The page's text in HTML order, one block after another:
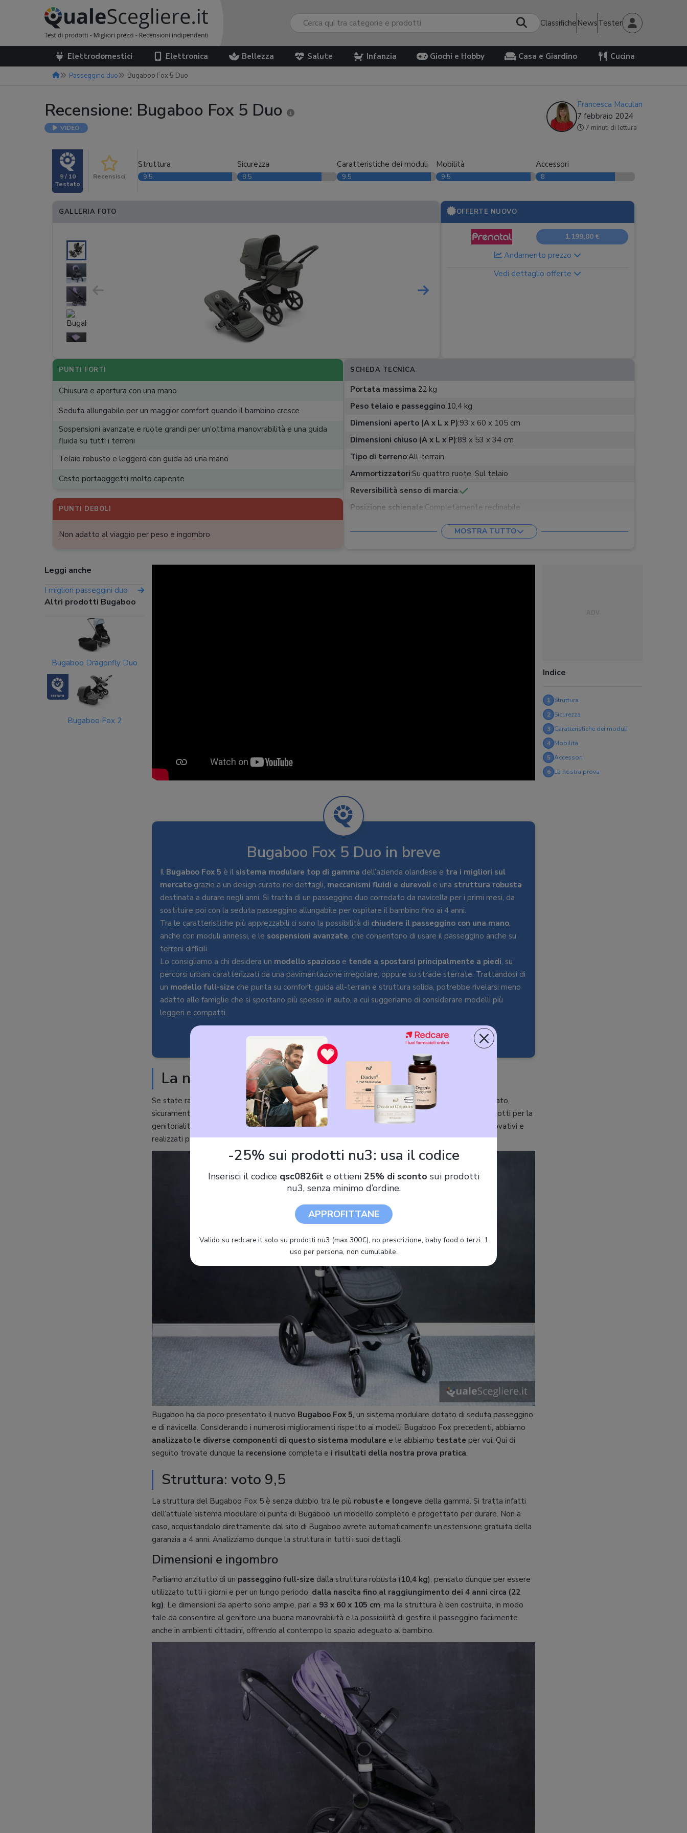
Classifiche NewsTester
Elettrodomestici Elettronica Bellezza Salute Infanzia Giochi e Hobby Casa e Giardino Cucina
Passeggino duo Bugaboo Fox 5 Duo
Recensione: Bugaboo Fox 5 Duo
VIDEO
Francesca Maculan
7 febbraio 2024
7 minuti di lettura
9 / 10 Recensisci
Struttura
9.5
Sicurezza
8.5
Caratteristiche dei moduli
9.5
Mobilità
9.5
Accessori
8
GALLERIA FOTO OFFERTE NUOVO
1.199,00 €
Andamento prezzo
Vedi dettaglio offerte
SCHEDA TECNICA
Portata massima:22 kg
Peso telaio e passeggino:10,4 kg
Dimensioni aperto (A x L x P):93 x 60 x 105 cm
Dimensioni chiuso (A x L x P):89 x 53 x 34 cm
Tipo di terreno:All-terrain
Ammortizzatori:Su quattro ruote, Sul telaio
Reversibilità senso di marcia:
Posizione schienale:Completamente reclinabile
Capacità cesto portaoggetti:10 kg
MOSTRA TUTTO
PUNTI FORTI
Chiusura e apertura con una mano
Seduta allungabile per un maggior comfort quando il bambino cresce
Sospensioni avanzate e ruote grandi per un'ottima manovrabilità e una guida
fluida su tutti i terreni
Telaio robusto e leggero con guida ad una mano
Cesto portaoggetti molto capiente
PUNTI DEBOLI
Non adatto al viaggio per peso e ingombro
Indice
1 Struttura
2 Sicurezza
3 Caratteristiche dei moduli
4 Mobilità
5 Accessori
6 La nostra prova
Bugaboo Fox 5 Duo in breve
Il Bugaboo Fox 5 è il sistema modulare top di gamma dell’azienda olandese e tra i migliori sul
mercato grazie a un design curato nei dettagli, meccanismi fluidi e durevoli e una struttura robusta
destinata a durare negli anni. Si tratta di un passeggino duo corredato da navicella per i primi mesi, da
sostituire poi con la seduta passeggino allungabile per ospitare il bambino fino ai 4 anni.
Tra le caratteristiche più apprezzabili ci sono la possibilità di chiudere il passeggino con una mano,
anche con moduli annessi, e le sospensioni avanzate, che consentono di usare il passeggino anche su
terreni difficili.
Lo consigliamo a chi desidera un modello spazioso e tende a spostarsi principalmente a piedi, su
percorsi urbani caratterizzati da una pavimentazione irregolare, oppure su strade sterrate. Trattandosi di
un modello full-size che punta su comfort, guida all-terrain e struttura solida, potrebbe rivelarsi meno
adatto alle famiglie che si spostano più spesso in auto, a cui suggeriamo di considerare modelli più
leggeri e compatti.
VOTO FINALE:
La nostra recensione
Se state raccogliendo informazioni sulle diverse opzioni dipasseggini duoe triodisponibili sul mercato,
sicuramente avrete sentito parlare diBugaboo . Azienda di grande successo nel panorama dei prodotti per la
genitorialità e, in particolare, per il trasporto dei bambini, Bugaboo presenta ogni anno modelli innovativi e
realizzati per venire incontro alle esigenze di tutte le famiglie.
Bugaboo ha da poco presentato il nuovo Bugaboo Fox 5, un sistema modulare dotato di seduta passeggino
e di navicella. Considerando i numerosi miglioramenti rispetto ai modelli Bugaboo Fox precedenti, abbiamo
analizzato le diverse componenti di questo sistema modulare e le abbiamo testate per voi. Qui di
seguito trovate dunque la recensione completa e i risultati della nostra prova pratica.
Struttura: voto 9,5
La struttura del Bugaboo Fox 5 è senza dubbio tra le più robuste e longeve della gamma. Si tratta infatti
dell’attuale sistema modulare di punta di Bugaboo, un modello completo e progettato per durare. Non a
caso, acquistandolo direttamente dal sito di Bugaboo avrete automaticamente un’estensione gratuita della
garanzia a 4 anni. Analizziamo dunque la struttura in tutti i suoi dettagli.
Dimensioni e ingombro
Parliamo anzitutto di un passeggino full-size dalla struttura robusta (10,4 kg), pensato dunque per essere
utilizzato tutti i giorni e per un lungo periodo, dalla nascita fino al raggiungimento dei 4 anni circa (22
kg). Le dimensioni da aperto sono ampie, pari a 93 x 60 x 105 cm, ma la struttura è ben costruita, in modo
tale da consentire al genitore una buona manovrabilità e la possibilità di gestire il passeggino facilmente
anche in ambienti cittadini, offrendo al contempo lo spazio adeguato al bambino.
Leggi anche
I migliori passeggini duo
Altri prodotti Bugaboo
Bugaboo Dragonfly Duo
Bugaboo Fox 2
×
-25% sui prodotti nu3: usa il codice
Inserisci il codice qsc0826ite ottieni 25% di sconto sui prodotti
nu3, senza minimo d’ordine.
APPROFITTANE
Valido su redcare.it solo su prodotti nu3 (max 300€), no prescrizione, baby food o terzi. 1
uso per persona, non cumulabile.